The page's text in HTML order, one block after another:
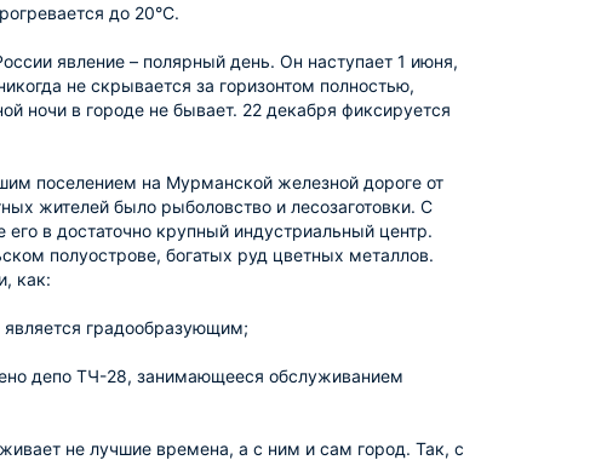
до 20°C.
явление – полярный день. Он наступает 1 июня,
не скрывается за горизонтом полностью,
ночи в городе не бывает. 22 декабря фиксируется
поселением на Мурманской железной дороге от
жителей было рыболовство и лесозаготовки. С
в достаточно крупный индустриальный центр.
полуострове, богатых руд цветных металлов.
как:
градообразующим;
депо ТЧ-28, занимающееся обслуживанием
не лучшие времена, а с ним и сам город. Так, с